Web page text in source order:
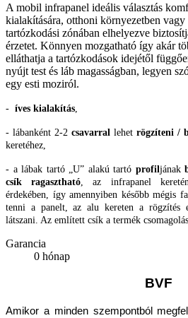
A mobil infrapanel ideális választás
kialakítására, otthoni környezetben
tartózkodási zónában elhelyezve
érzetet. Könnyen mozgatható így akár
elláthatja a tartózkodások idejétől
nyújt test és láb magasságban, legyen
egy esti moziról.
- íves kialakítás,
- lábanként 2-2 csavarral lehet rögzíteni /
keretéhez,
- a lábak tartó „U” alakú tartó profiljának
csík ragasztható, az infrapanel
érdekében, így amennyiben később mégis
tenni a panelt, az alu kereten a rögzítés
látszani. Az említett csík a termék
Garancia
0 hónap
BVF
Amikor a minden szempontból